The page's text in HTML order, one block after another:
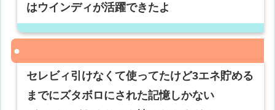
はウインディが活躍できたよ
セレビィ引けなくて使ってたけど3エネ貯める
までにズタボロにされた記憶しかない